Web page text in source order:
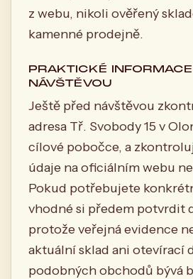
z webu, nikoli ověřený
kamenné prodejně.
PRAKTICKÉ
NÁVŠTĚVOU
Ještě před návštěvou
adresa Tř. Svobody 15 v
cílové pobočce, a
údaje na oficiálním webu
Pokud potřebujete
vhodné si předem potvrdit
protože veřejná evidence
aktuální sklad ani otevírací
podobných obchodů bývá